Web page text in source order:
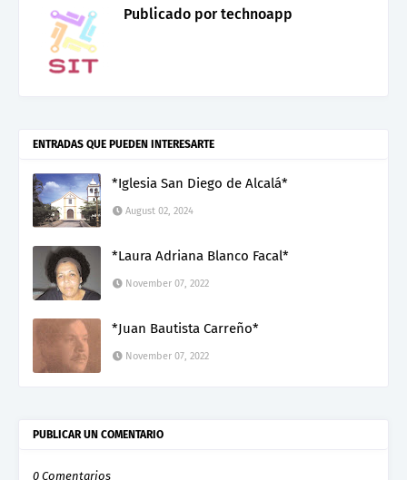
Publicado portechnoapp
ENTRADAS QUE PUEDEN INTERESARTE
*Iglesia San Diego de Alcalá*
August 02, 2024
*Laura Adriana Blanco Facal*
November 07, 2022
*Juan Bautista Carreño*
November 07, 2022
PUBLICAR UN COMENTARIO
0 Comentarios